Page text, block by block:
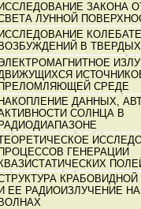
ИССЛЕДОВАНИЕ ЗАКОНА
ЛУННОЙ
ИССЛЕДОВАНИЕ
ВОЗБУЖДЕНИЙ В
ПРЕЛОМЛЯЮЩЕЙ СРЕДЕ
НАКОПЛЕНИЕ ДАННЫХ,
СОЛНЦА В
РАДИОДИАПАЗОНЕ
ПРОЦЕССОВ ГЕНЕРАЦИИ
КВАЗИСТАТИЧЕСКИХ
И ЕЕ РАДИОИЗЛУЧЕНИЕ
ВОЛНАХ